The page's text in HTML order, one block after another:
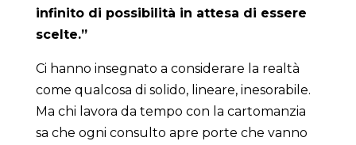
infinito di possibilità in attesa di essere
scelte.”
Ci hanno insegnato a considerare la realtà
come qualcosa di solido, lineare, inesorabile.
Ma chi lavora da tempo con la cartomanzia
sa che ogni consulto apre porte che vanno